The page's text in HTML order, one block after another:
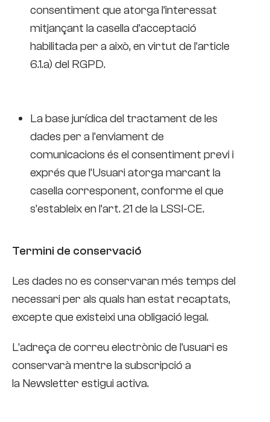
consentiment que atorga l’interessat
mitjançant la casella d’acceptació
habilitada per a això, en virtut de l’article
6.1.a) del RGPD.
La base jurídica del tractament de les
dades per a l’enviament de
comunicacions és el consentiment previ i
exprés que l’Usuari atorga marcant la
casella corresponent, conforme el que
s’estableix en l’art. 21 de la LSSI-CE.
Termini de conservació
Les dades no es conservaran més temps del
necessari per als quals han estat recaptats,
excepte que existeixi una obligació legal.
L’adreça de correu electrònic de l’usuari es
conservarà mentre la subscripció a
la Newsletter estigui activa.